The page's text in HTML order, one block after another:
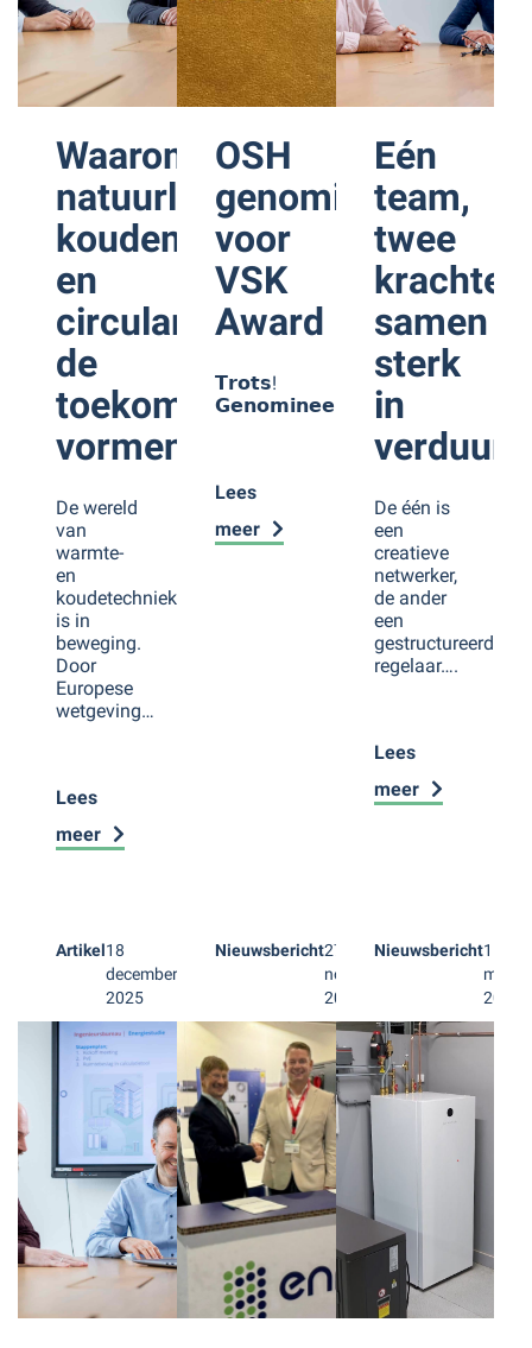
Waarom
natuurlijke
koudemiddelen
en
circulariteit
de
toekomst
vormen
De wereld
van
warmte-
en
koudetechniek
is in
beweging.
Door
Europese
wetgeving…
Lees
meer
OSH
genomineerd
voor
VSK
Award
𝗧𝗿𝗼𝘁𝘀!
𝗚𝗲𝗻𝗼𝗺𝗶𝗻𝗲𝗲𝗿𝗱…
Lees
meer
Eén
team,
twee
samen
sterk
in
De één is
een
creatieve
netwerker,
de ander
een
gestructureerde
regelaar….
Lees
meer
Artikel18
december
2025
Nieuwsbericht27
november
2025
Nieuwsbericht15
mei
2025